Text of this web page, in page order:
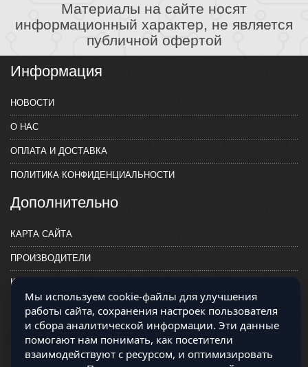
Материалы на сайте носят
информационный характер, не является
публичной офертой
Информация
НОВОСТИ
О НАС
ОПЛАТА И ДОСТАВКА
ПОЛИТИКА КОНФИДЕНЦИАЛЬНОСТИ
Дополнительно
КАРТА САЙТА
ПРОИЗВОДИТЕЛИ
КОНТАКТЫ
Мы используем cookie-файлы для улучшения
работы сайта, сохранения настроек пользователя
и сбора аналитической информации. Эти данные
помогают нам понимать, как посетители
взаимодействуют с ресурсом, и оптимизировать